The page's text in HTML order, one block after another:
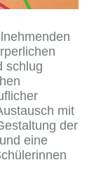
schlug
mit
der
eine